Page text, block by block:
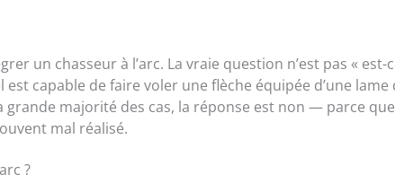
un chasseur à l’arc. La vraie question n’est pas « est-
capable de faire voler une flèche équipée d’une lame
grande majorité des cas, la réponse est non — parce
mal réalisé.
?